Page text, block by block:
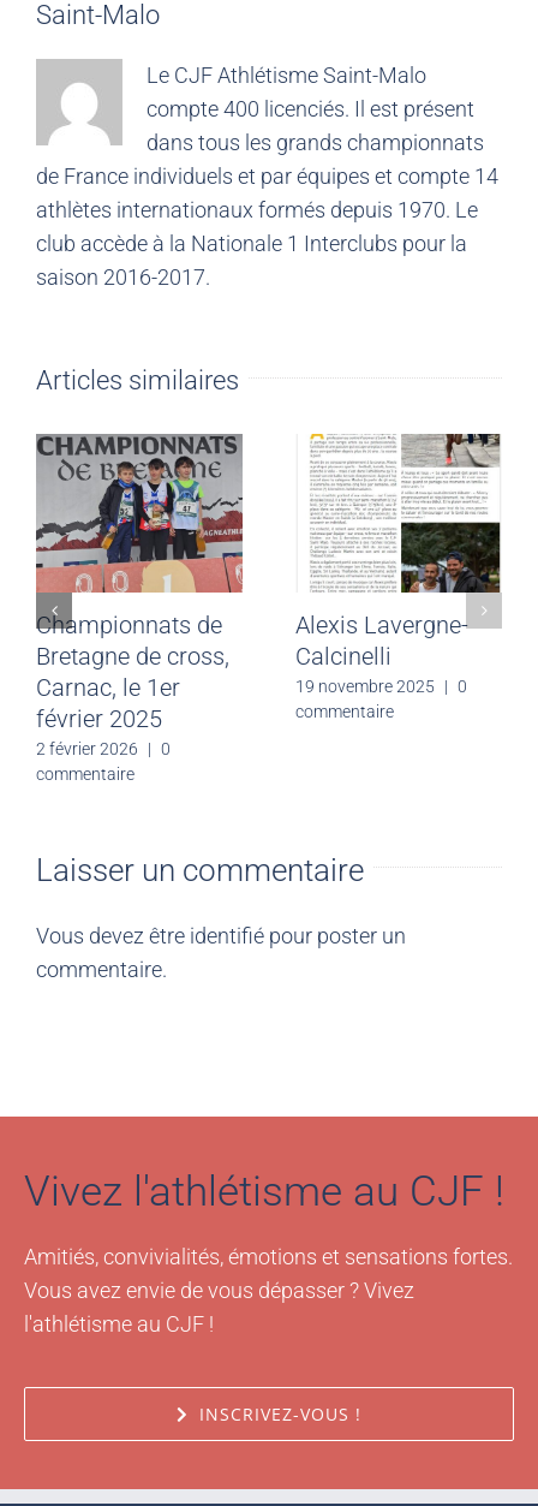
Saint-Malo
Le CJF Athlétisme Saint-Malo
compte 400 licenciés. Il est présent
dans tous les grands championnats
de France individuels et par équipes et compte 14
athlètes internationaux formés depuis 1970. Le
club accède à la Nationale 1 Interclubs pour la
saison 2016-2017.
Articles similaires
Championnats de
Bretagne de cross,
Carnac, le 1er
février 2025
2 février 2026 | 0
commentaire
Alexis Lavergne-
Calcinelli
19 novembre 2025 | 0
commentaire
Laisser un commentaire
Vous devez être identifié pour poster un
commentaire.
Vivez l'athlétisme au CJF !
Amitiés, convivialités, émotions et sensations fortes.
Vous avez envie de vous dépasser ? Vivez
l'athlétisme au CJF !
INSCRIVEZ-VOUS !